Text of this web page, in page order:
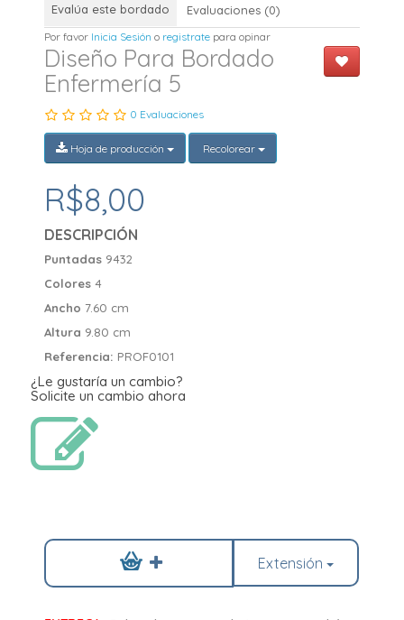
Evalúa este bordado Evaluaciones (0)
Por favor Inicia Sesión o registrate para opinar
Diseño Para Bordado
Enfermería 5
0 Evaluaciones
Hoja de producción Recolorear
R$8,00
DESCRIPCIÓN
Puntadas 9432
Colores4
Ancho 7.60 cm
Altura 9.80 cm
Referencia: PROF0101
¿Le gustaría un cambio?
Solicite un cambio ahora
Extensión